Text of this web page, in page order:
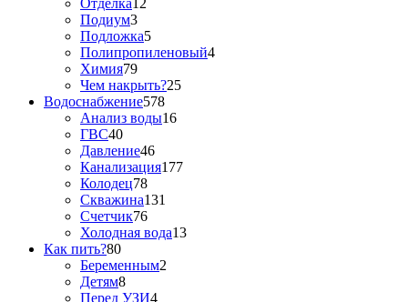
Отделка12
Подиум3
Подложка5
Полипропиленовый4
Химия79
Чем накрыть?25
Водоснабжение578
Анализ воды16
ГВС40
Давление46
Канализация177
Колодец78
Скважина131
Счетчик76
Холодная вода13
Как пить?80
Беременным2
Детям8
Перед УЗИ4